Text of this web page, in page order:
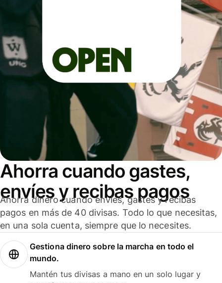
Ahorra cuando gastes,
envíes y recibas pagos
Ahorra dinero cuando envíes, gastes y recibas
pagos en más de 40 divisas. Todo lo que necesitas,
en una sola cuenta, siempre que lo necesites.
Gestiona dinero sobre la marcha en todo el
mundo.
Mantén tus divisas a mano en un solo lugar y